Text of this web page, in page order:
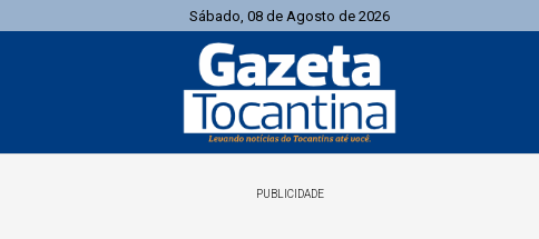
Sábado, 08 de Agosto de 2026
PUBLICIDADE